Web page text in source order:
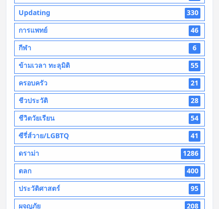
Updating
330
การแพทย์
46
กีฬา
6
ข้ามเวลา ทะลุมิติ
55
ครอบครัว
21
ชีวประวัติ
28
ชีวิตวัยเรียน
54
ซีรี่ส์วาย/LGBTQ
41
ดราม่า
1286
ตลก
400
ประวัติศาสตร์
95
ผจญภัย
208